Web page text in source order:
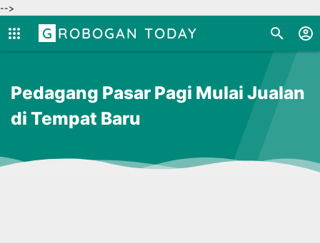
-->
GROBOGAN TODAY
Pedagang Pasar Pagi Mulai Jualan
di Tempat Baru